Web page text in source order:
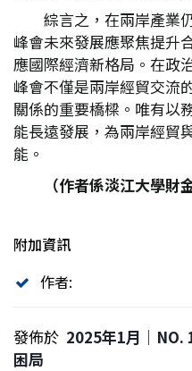
綜言之，在兩岸產業
峰會未來發展應聚焦提升
應國際經濟新格局。在政
峰會不僅是兩岸經貿交流
關係的重要橋樑。唯有以
能長遠發展，為兩岸經貿
能。
（作者係淡江大學財
附加資訊
作者:
發佈於 2025年1月｜NO.
困局